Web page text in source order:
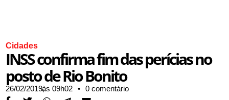
Cidades
INSS confirma fim das perícias no
posto de Rio Bonito
26/02/2019,às 09h02 • 0 comentário